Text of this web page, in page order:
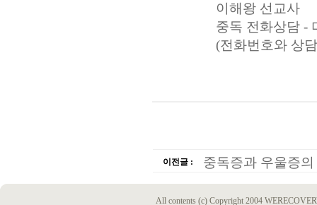
이해왕 선교사
중독 전화상담 -
(전화번호와 상
이전글 : 중독증과 우울증
All contents (c) Copyright 2004